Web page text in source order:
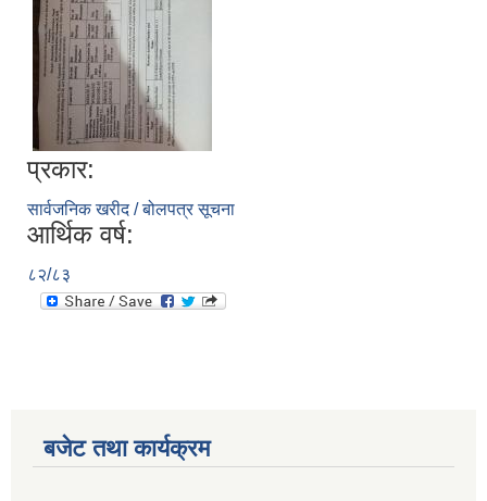
प्रकार:
सार्वजनिक खरीद / बोलपत्र सूचना
आर्थिक वर्ष:
८२/८३
बजेट तथा कार्यक्रम